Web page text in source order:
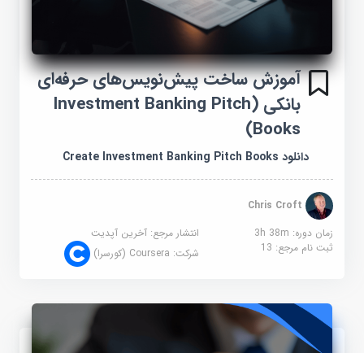
آموزش ساخت پیش‌نویس‌های حرفه‌ای
بانکی (Investment Banking Pitch
Books)
دانلود Create Investment Banking Pitch Books
Chris Croft
زمان دوره: 3h 38m
انتشار مرجع:آخرین آپدیت
ثبت نام مرجع:13 شرکت:Coursera (کورسرا)